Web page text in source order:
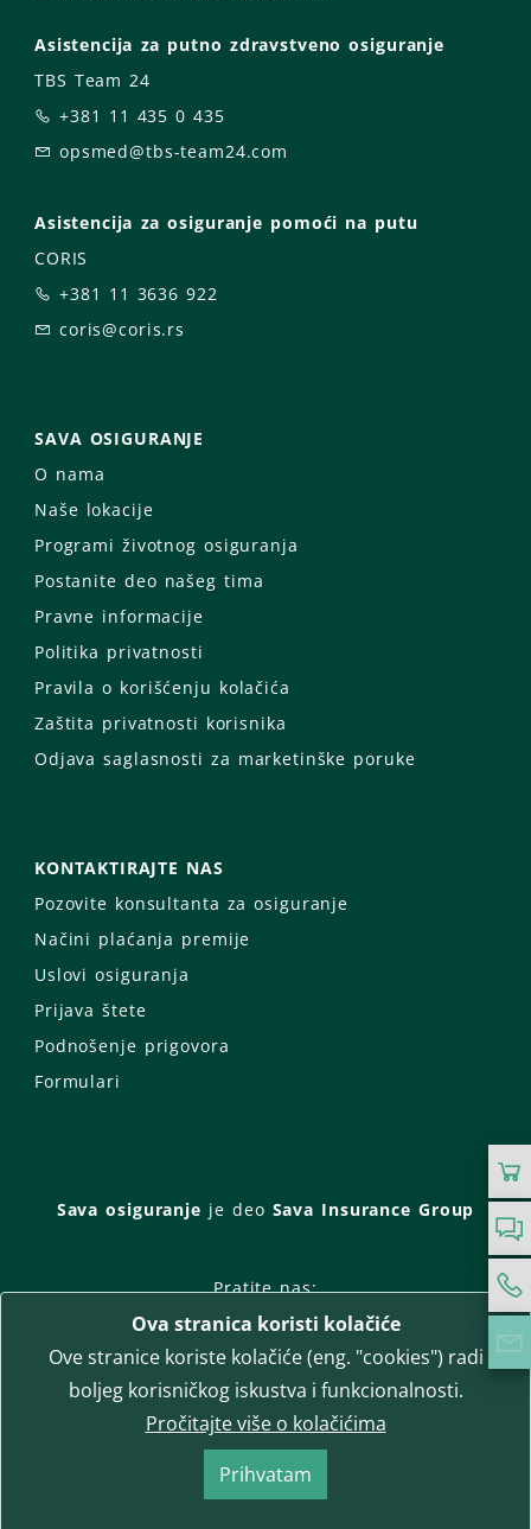
Asistencija za putno zdravstveno osiguranje
TBS Team 24
+381 11 435 0 435
opsmed@tbs-team24.com
Asistencija za osiguranje pomoći na putu
CORIS
+381 11 3636 922
coris@coris.rs
SAVA OSIGURANJE
O nama
Naše lokacije
Programi životnog osiguranja
Postanite deo našeg tima
Pravne informacije
Politika privatnosti
Pravila o korišćenju kolačića
Zaštita privatnosti korisnika
Odjava saglasnosti za marketinške poruke
KONTAKTIRAJTE NAS
Pozovite konsultanta za osiguranje
Načini plaćanja premije
Uslovi osiguranja
Prijava štete
Podnošenje prigovora
Formulari
Sava osiguranje je deo Sava Insurance Group
Pratite nas:
Facebook
Instagram
LinkedIn
Twitter
YouTube
WhatsApp
T-media d.o.o. | napredne komunikacije
Ova stranica koristi kolačiće
Ove stranice koriste kolačiće (eng. "cookies") radi
boljeg korisničkog iskustva i funkcionalnosti.
Pročitajte više o kolačićima
Prihvatam